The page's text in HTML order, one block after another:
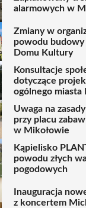
alarmowych w
Zmiany w
powodu
Domu Kultury
Konsultacje
dotyczące
ogólnego miasta
Uwaga na
przy placu
w Mikołowie
Kąpielisko
powodu złych
pogodowych
Inauguracja
z koncertem